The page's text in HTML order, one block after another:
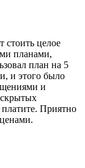
стоить целое
планами,
план на 5
и этого было
и
Приятно